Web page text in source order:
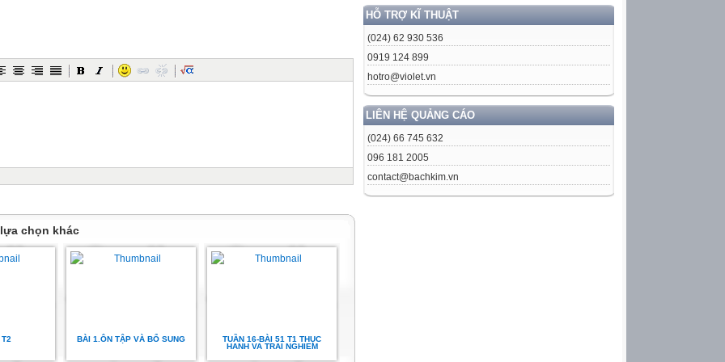
HỖ TRỢ KĨ THUẬT
(024) 62 930 536
0919 124 899
hotro@violet.vn
LIÊN HỆ QUẢNG CÁO
(024) 66 745 632
096 181 2005
contact@bachkim.vn
chọn khác
BÀI 1.ÔN TẬP VÀ BỔ SUNG
TUẦN 16-BÀI 51 T1 THỤC
HANH VA TRAI NGHIEM